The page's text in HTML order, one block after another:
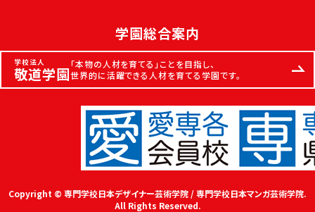
学園総合案内
学校法人
敬道学園「本物の人材を育てる」ことを目指し、
世界的に活躍できる人材を育てる学園です。
Copyright © 専門学校日本デザイナー芸術学院 / 専門学校日本マンガ芸術学院.
All Rights Reserved.